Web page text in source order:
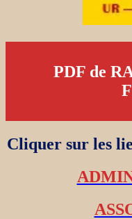
PDF de
Cliquer sur les